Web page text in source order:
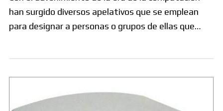
han surgido diversos apelativos que se emplean
para designar a personas o grupos de ellas que…